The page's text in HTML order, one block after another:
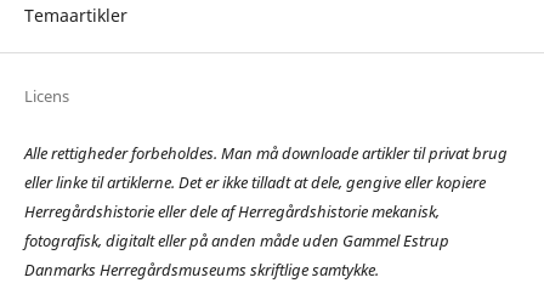
Temaartikler
Licens
Alle rettigheder forbeholdes. Man må downloade artikler til privat brug
eller linke til artiklerne. Det er ikke tilladt at dele, gengive eller kopiere
Herregårdshistorie eller dele af Herregårdshistorie mekanisk,
fotografisk, digitalt eller på anden måde uden Gammel Estrup
Danmarks Herregårdsmuseums skriftlige samtykke.